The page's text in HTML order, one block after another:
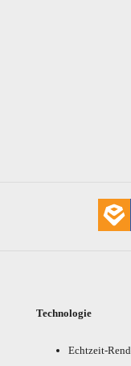
Technologie
Echtzeit-